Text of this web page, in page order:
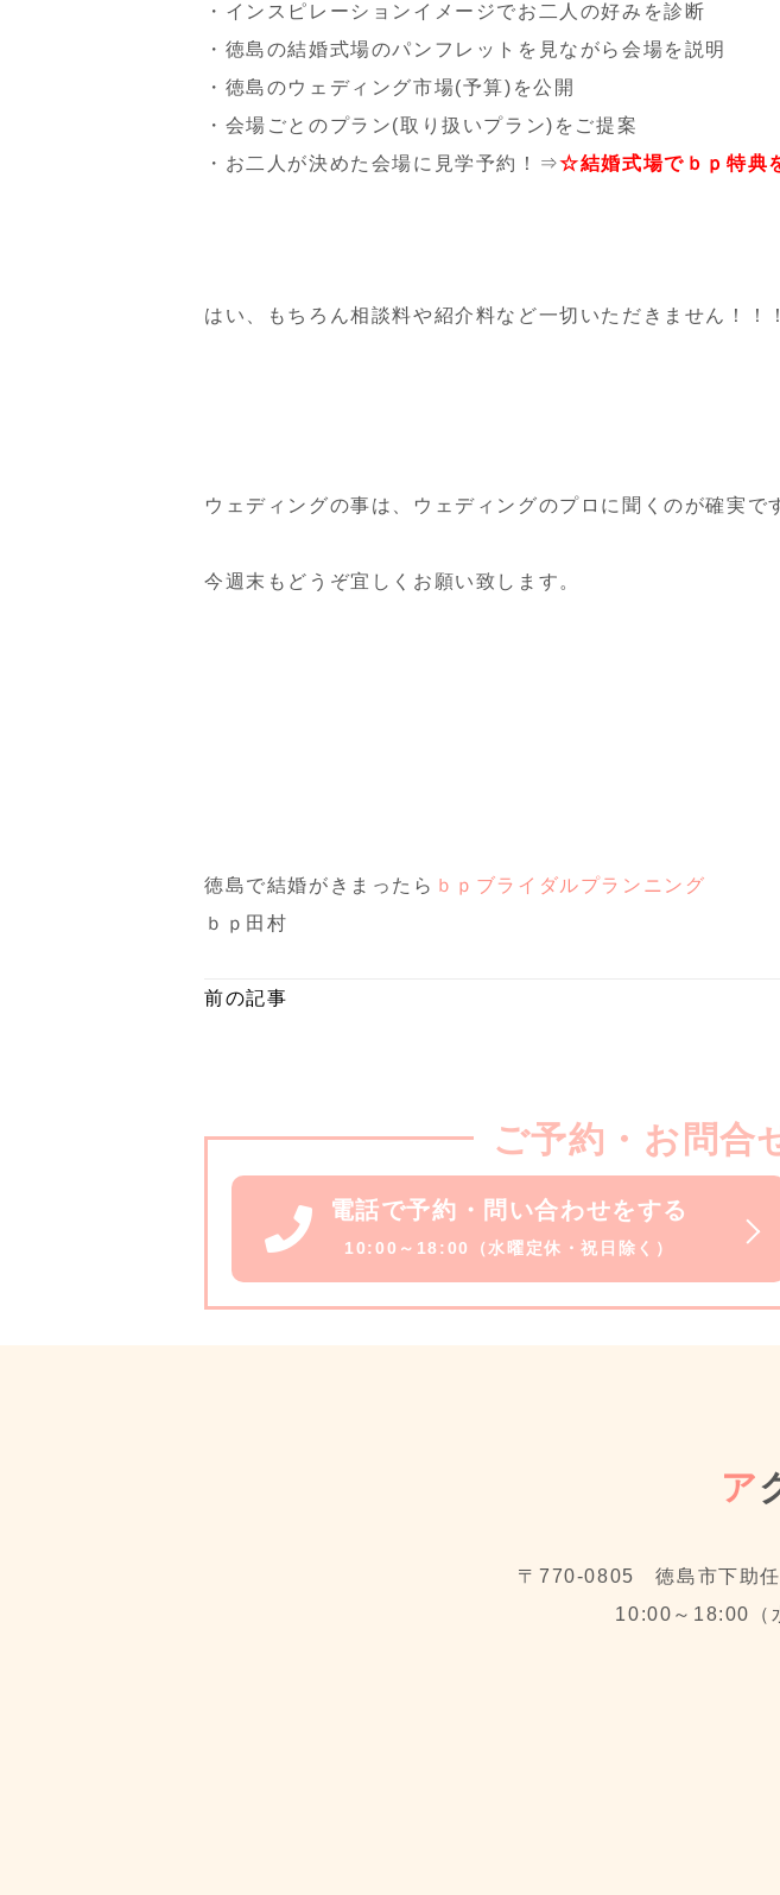
・インスピレーションイメージでお二人の好みを診断
・徳島の結婚式場のパンフレットを見ながら会場を説明
・徳島のウェディング市場(予算)を公開
・会場ごとのプラン(取り扱いプラン)をご提案
・お二人が決めた会場に見学予約！⇒☆結婚式場でｂｐ特典
はい、もちろん相談料や紹介料など一切いただきません！！！
ウェディングの事は、ウェディングのプロに聞くのが確実で
今週末もどうぞ宜しくお願い致します。
徳島で結婚がきまったら ｂｐブライダルプランニング
ｂｐ田村
前の記事
ご予約・お問合
電話で予約・問い合わせをする
10:00～18:00（水曜定休・祝日除く）
ア
〒770-0805 徳島市下助任
10:00～18:00（